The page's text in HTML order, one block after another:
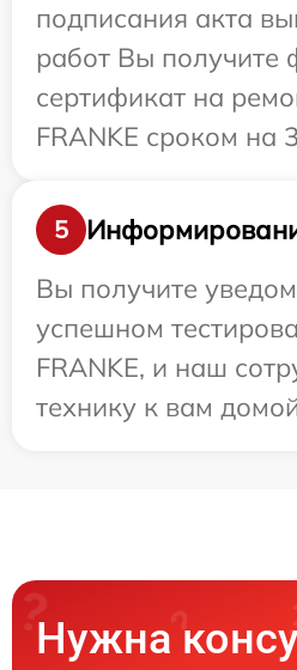
подписания акта
работ Вы получите
сертификат на
FRANKE сроком на
5
Вы получите
успешном
FRANKE, и наш
технику к вам
Нужна